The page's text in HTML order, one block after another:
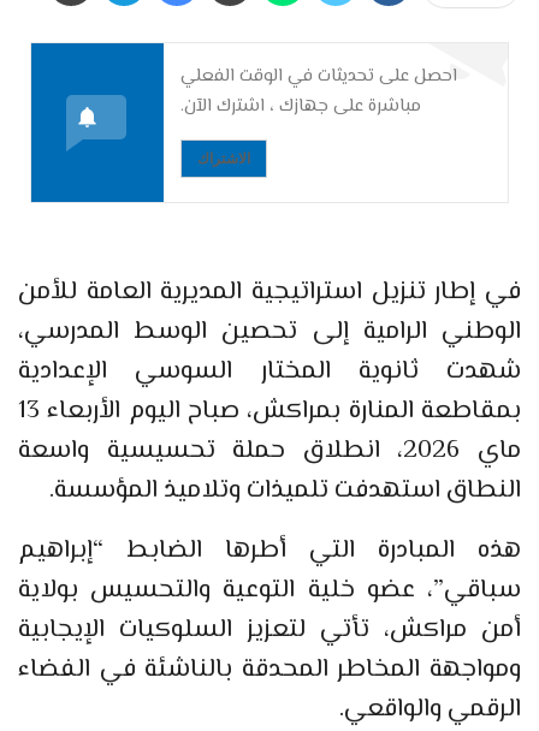
احصل على تحديثات في الوقت الفعلي
مباشرة على جهازك ، اشترك الآن.
الاشتراك
في إطار تنزيل استراتيجية المديرية العامة للأمن
الوطني الرامية إلى تحصين الوسط المدرسي،
شهدت ثانوية المختار السوسي الإعدادية
بمقاطعة المنارة بمراكش، صباح اليوم الأربعاء 13
ماي 2026، انطلاق حملة تحسيسية واسعة
النطاق استهدفت تلميذات وتلاميذ المؤسسة.
هذه المبادرة التي أطرها الضابط “إبراهيم
سباقي”، عضو خلية التوعية والتحسيس بولاية
أمن مراكش، تأتي لتعزيز السلوكيات الإيجابية
ومواجهة المخاطر المحدقة بالناشئة في الفضاء
الرقمي والواقعي.